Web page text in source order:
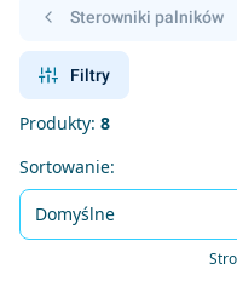
Sterowniki palników
Filtry
Produkty: 8
Lista produktów
Sortowanie:
Domyślne